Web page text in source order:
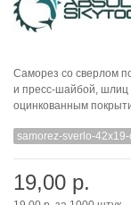
Саморез со сверлом
и пресс-шайбой, шлиц
оцинкованным
samorez-sverlo-
19,00 р.